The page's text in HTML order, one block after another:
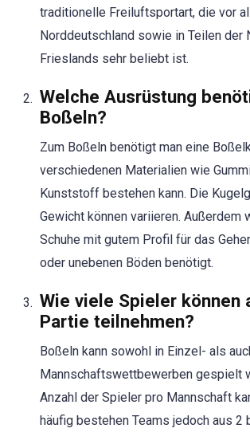
traditionelle Freiluftsportart, die vor
Norddeutschland sowie in Teilen der
Frieslands sehr beliebt ist.
Welche Ausrüstung
Boßeln?
Zum Boßeln benötigt man eine
verschiedenen Materialien wie
Kunststoff bestehen kann. Die
Gewicht können variieren. Außerdem
Schuhe mit gutem Profil für das
oder unebenen Böden benötigt.
Wie viele Spieler können
Partie teilnehmen?
Boßeln kann sowohl in Einzel- als
Mannschaftswettbewerben gespielt
Anzahl der Spieler pro Mannschaft
häufig bestehen Teams jedoch aus 2